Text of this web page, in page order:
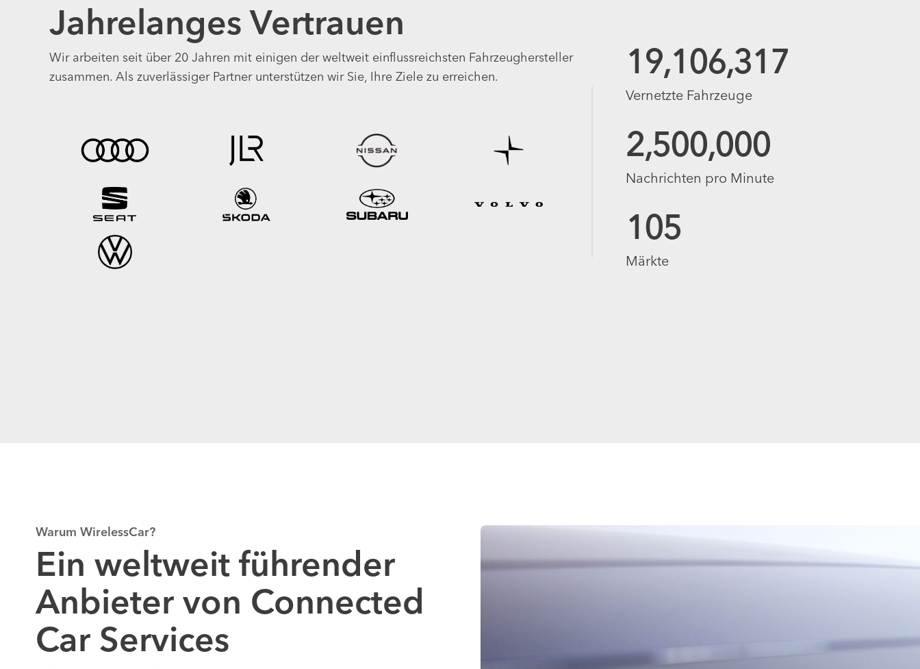
Jahrelanges Vertrauen
Wir arbeiten seit über 20 Jahren mit einigen der weltweit einflussreichsten Fahrzeughersteller
zusammen. Als zuverlässiger Partner unterstützen wir Sie, Ihre Ziele zu erreichen.
19,106,317
Vernetzte Fahrzeuge
2,500,000
Nachrichten pro Minute
105
Märkte
Warum WirelessCar?
Ein weltweit führender
Anbieter von Connected
Car Services